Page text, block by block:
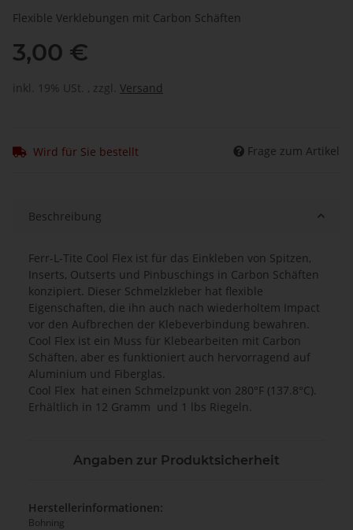
Flexible Verklebungen mit Carbon Schäften
3,00 €
inkl. 19% USt. , zzgl. Versand
Wird für Sie bestellt Frage zum Artikel
Beschreibung
Ferr-L-Tite Cool Flex ist für das Einkleben von Spitzen,
Inserts, Outserts und Pinbuschings in Carbon Schäften
konzipiert. Dieser Schmelzkleber hat flexible
Eigenschaften, die ihn auch nach wiederholtem Impact
vor den Aufbrechen der Klebeverbindung bewahren.
Cool Flex ist ein Muss für Klebearbeiten mit Carbon
Schäften, aber es funktioniert auch hervorragend auf
Aluminium und Fiberglas.
Cool Flex hat einen Schmelzpunkt von 280°F (137.8°C).
Erhältlich in 12 Gramm und 1 lbs Riegeln.
Angaben zur Produktsicherheit
Herstellerinformationen:
Bohning